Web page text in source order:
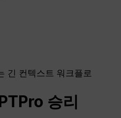
긴 컨텍스트 워크플로
Pro 승리